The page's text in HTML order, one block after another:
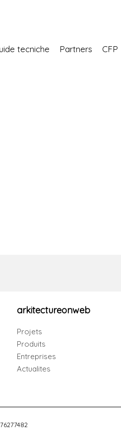
tecniche Partners CFP
arkitectureonweb
Projets
Produits
Entreprises
Actualites